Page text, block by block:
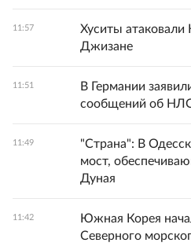
11:57
Хуситы
Джизане
11:51
В Германии
сообщений об
11:49
"Страна": В
мост,
Дуная
11:42
Южная Корея
Северного